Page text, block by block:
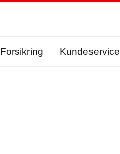
Forsikring Kundeservice